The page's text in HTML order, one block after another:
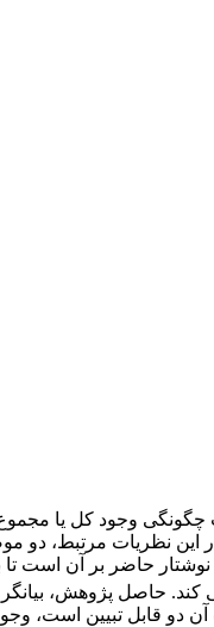
وجود کل یا مجموع
نظریات مرتبط، دو
حاضر بر آن است تا
حاصل پژوهش، بیانگر
قابل تبیین است،